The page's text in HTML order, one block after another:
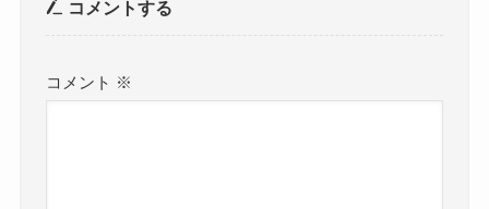
コメントする
コメント ※